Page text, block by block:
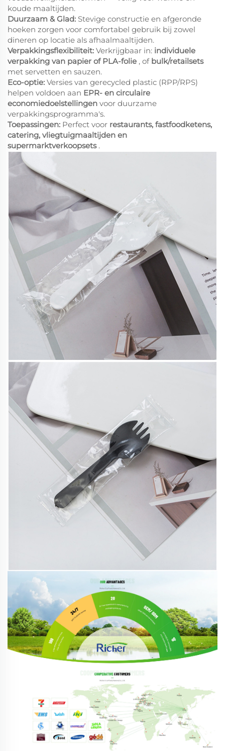
koude maaltijden.
Duurzaam & Glad: Stevige constructie en afgeronde
hoeken zorgen voor comfortabel gebruik bij zowel
dineren op locatie als afhaalmaaltijden.
Verpakkingsflexibiliteit: Verkrijgbaar in: individuele
verpakking van papier of PLA-folie , of bulk/retailsets
met servetten en sauzen.
Eco-optie: Versies van gerecycled plastic (RPP/RPS)
helpen voldoen aan EPR- en circulaire
economiedoelstellingen voor duurzame
verpakkingsprogramma's.
Toepassingen: Perfect voor restaurants, fastfoodketens,
catering, vliegtuigmaaltijden en
supermarktverkoopsets .